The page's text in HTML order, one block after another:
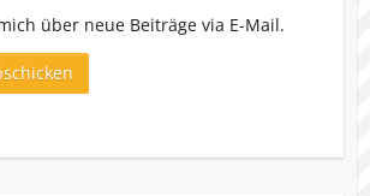
über neue Beiträge via E-Mail.